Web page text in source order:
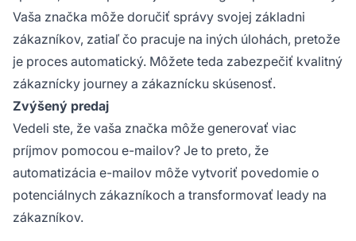
Vaša značka môže doručiť správy svojej základni
zákazníkov, zatiaľ čo pracuje na iných úlohách, pretože
je proces automatický. Môžete teda zabezpečiť kvalitný
zákaznícky journey a zákaznícku skúsenosť.
Zvýšený predaj
Vedeli ste, že vaša značka môže generovať viac
príjmov pomocou e-mailov? Je to preto, že
automatizácia e-mailov môže vytvoriť povedomie o
potenciálnych zákazníkoch a transformovať leady na
zákazníkov.